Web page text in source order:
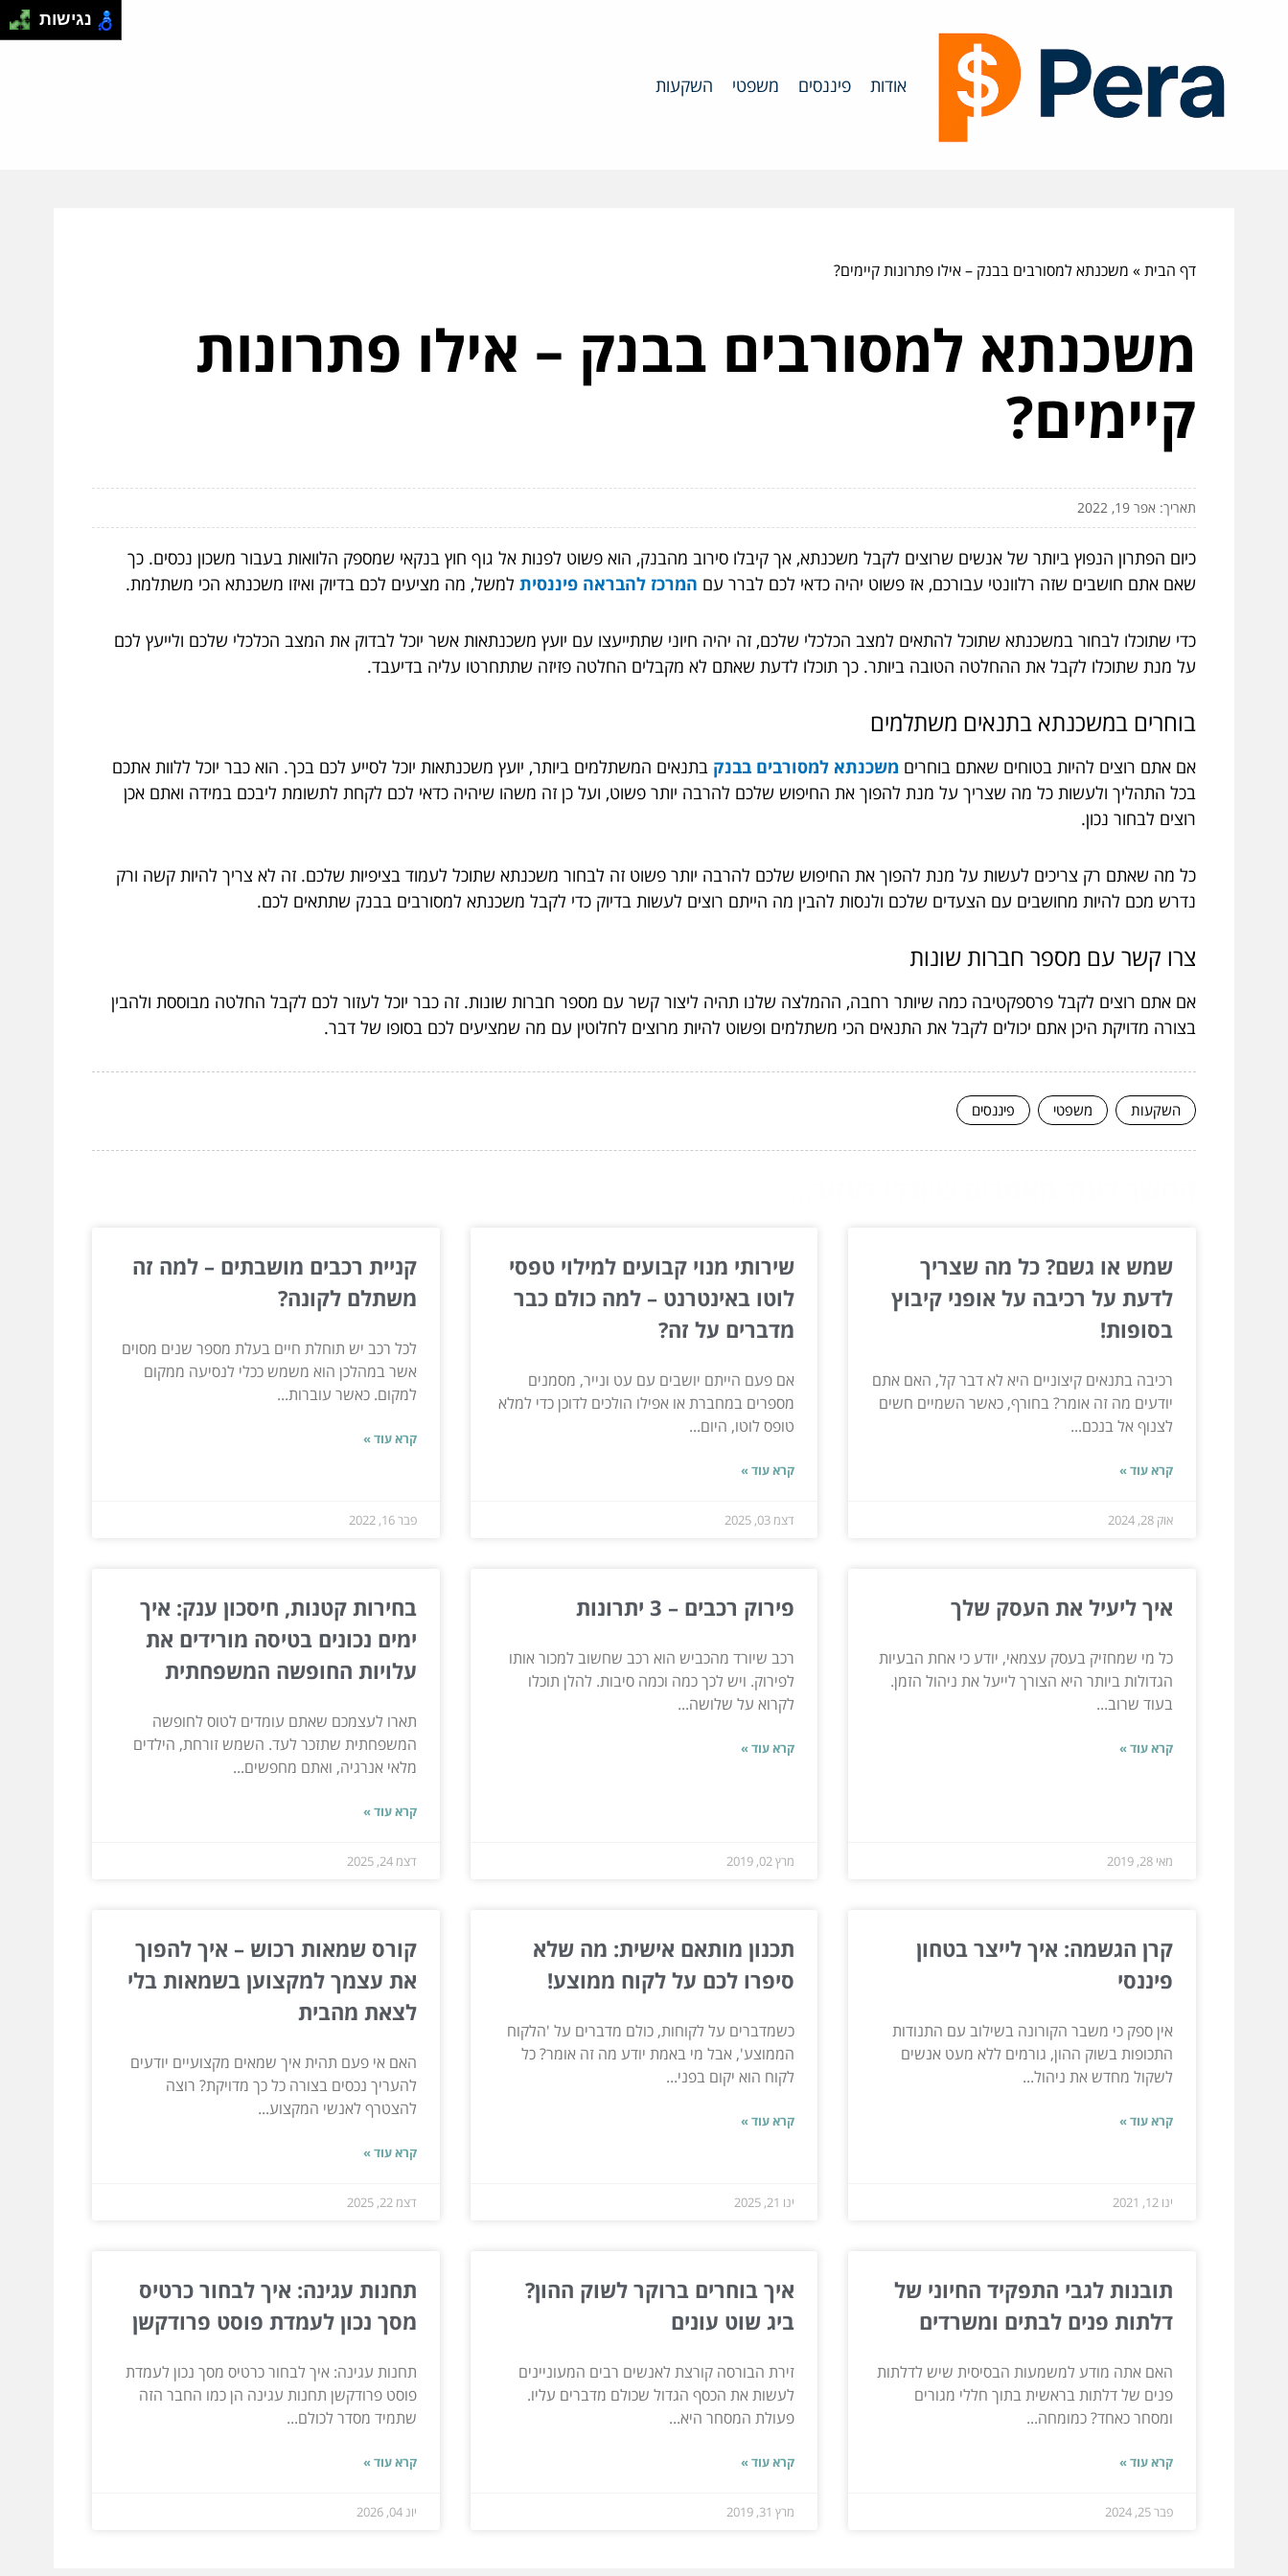
אודות פיננסים משפטי השקעות
דף הבית» משכנתא למסורבים בבנק – אילו פתרונות קיימים?
משכנתא למסורבים בבנק – אילו פתרונות
קיימים?
תאריך: אפר 19, 2022
כיום הפתרון הנפוץ ביותר של אנשים שרוצים לקבל משכנתא, אך קיבלו סירוב מהבנק, הוא פשוט לפנות אל גוף חוץ בנקאי שמספק הלוואות בעבור משכון נכסים. כך
שאם אתם חושבים שזה רלוונטי עבורכם, אז פשוט יהיה כדאי לכם לברר עם המרכז להבראה פיננסית למשל, מה מציעים לכם בדיוק ואיזו משכנתא הכי משתלמת.
כדי שתוכלו לבחור במשכנתא שתוכל להתאים למצב הכלכלי שלכם, זה יהיה חיוני שתתייעצו עם יועץ משכנתאות אשר יוכל לבדוק את המצב הכלכלי שלכם ולייעץ לכם
על מנת שתוכלו לקבל את ההחלטה הטובה ביותר. כך תוכלו לדעת שאתם לא מקבלים החלטה פזיזה שתתחרטו עליה בדיעבד.
בוחרים במשכנתא בתנאים משתלמים
אם אתם רוצים להיות בטוחים שאתם בוחרים משכנתא למסורבים בבנק בתנאים המשתלמים ביותר, יועץ משכנתאות יוכל לסייע לכם בכך. הוא כבר יוכל ללוות אתכם
בכל התהליך ולעשות כל מה שצריך על מנת להפוך את החיפוש שלכם להרבה יותר פשוט, ועל כן זה משהו שיהיה כדאי לכם לקחת לתשומת ליבכם במידה ואתם אכן
רוצים לבחור נכון.
כל מה שאתם רק צריכים לעשות על מנת להפוך את החיפוש שלכם להרבה יותר פשוט זה לבחור משכנתא שתוכל לעמוד בציפיות שלכם. זה לא צריך להיות קשה ורק
נדרש מכם להיות מחושבים עם הצעדים שלכם ולנסות להבין מה הייתם רוצים לעשות בדיוק כדי לקבל משכנתא למסורבים בבנק שתתאים לכם.
צרו קשר עם מספר חברותשונות
אם אתם רוצים לקבל פרספקטיבה כמה שיותר רחבה, ההמלצה שלנו תהיה ליצור קשר עם מספר חברות שונות. זה כבר יוכל לעזור לכם לקבל החלטה מבוססת ולהבין
בצורה מדויקת היכן אתם יכולים לקבל את התנאים הכי משתלמים ופשוט להיות מרוצים לחלוטין עם מה שמציעים לכם בסופו של דבר.
השקעות משפטי פיננסים
שמש או גשם? כל מה שצריך
לדעת על רכיבה על אופני קיבוץ
בסופות!
רכיבה בתנאים קיצוניים היא לא דבר קל, האם אתם
יודעים מה זה אומר? בחורף, כאשר השמיים חשים
לצנוף אל בנכם...
קרא עוד »
אוק 28, 2024
שירותי מנוי קבועים למילוי טפסי
לוטו באינטרנט – למה כולם כבר
מדברים על זה?
אם פעם הייתם יושבים עם עט ונייר, מסמנים
מספרים במחברת או אפילו הולכים לדוכן כדי למלא
טופס לוטו, היום...
קרא עוד »
דצמ 03, 2025
קניית רכבים מושבתים – למה זה
משתלם לקונה?
לכל רכב יש תוחלת חיים בעלת מספר שנים מסוים
אשר במהלכן הוא משמש ככלי לנסיעה ממקום
למקום. כאשר עוברות...
קרא עוד »
פבר 16, 2022
איך ליעיל את העסק שלך
כל מי שמחזיק בעסק עצמאי, יודע כי אחת הבעיות
הגדולות ביותר היא הצורך לייעל את ניהול הזמן.
בעוד שרוב...
קרא עוד »
מאי 28, 2019
פירוק רכבים – 3 יתרונות
רכב שיורד מהכביש הוא רכב שחשוב למכור אותו
לפירוק. ויש לכך כמה וכמה סיבות. להלן תוכלו
לקרוא על שלושה...
קרא עוד »
מרץ 02, 2019
בחירות קטנות, חיסכון ענק: איך
ימים נכונים בטיסה מורידים את
עלויות החופשה המשפחתית
תארו לעצמכם שאתם עומדים לטוס לחופשה
המשפחתית שתזכר לעד. השמש זורחת, הילדים
מלאי אנרגיה, ואתם מחפשים...
קרא עוד »
דצמ 24, 2025
קרן הגשמה: איך לייצר בטחון
פיננסי
אין ספק כי משבר הקורונה בשילוב עם התנודות
התכופות בשוק ההון, גורמים ללא מעט אנשים
לשקול מחדש את ניהול...
קרא עוד »
ינו 12, 2021
תכנון מותאם אישית: מה שלא
סיפרו לכם על לקוח ממוצע!
כשמדברים על לקוחות, כולם מדברים על 'הלקוח
הממוצע', אבל מי באמת יודע מה זה אומר? כל
לקוח הוא יקום בפני...
קרא עוד »
ינו 21, 2025
קורס שמאות רכוש – איך להפוך
את עצמך למקצוען בשמאות בלי
לצאת מהבית
האם אי פעם תהית איך שמאים מקצועיים יודעים
להעריך נכסים בצורה כל כך מדויקת? רוצה
להצטרף לאנשי המקצוע...
קרא עוד »
דצמ 22, 2025
תובנות לגבי התפקיד החיוני של
דלתות פנים לבתים ומשרדים
האם אתה מודע למשמעות הבסיסית שיש לדלתות
פנים של דלתות בראשית בתוך חללי מגורים
ומסחר כאחד? כמומחה...
קרא עוד »
פבר 25, 2024
איך בוחרים ברוקר לשוק ההון?
ביג שוט עונים
זירת הבורסה קורצת לאנשים רבים המעוניינים
לעשות את הכסף הגדול שכולם מדברים עליו.
פעולת המסחר היא...
קרא עוד »
מרץ 31, 2019
תחנות עגינה: איך לבחור כרטיס
מסך נכון לעמדת פוסט פרודקשן
תחנות עגינה: איך לבחור כרטיס מסך נכון לעמדת
פוסט פרודקשן תחנות עגינה הן כמו החבר הזה
שתמיד מסדר לכולם...
קרא עוד »
יונ 04, 2026
נגישות